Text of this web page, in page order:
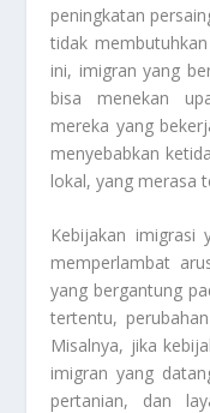
peningkatan
tidak
ini, imigran yang
bisa menekan
mereka yang
menyebabkan
lokal, yang merasa
Kebijakan
memperlambat
yang bergantung
tertentu,
Misalnya, jika
imigran yang
pertanian, dan